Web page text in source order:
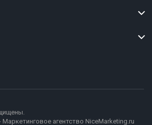
Маркетинговое агентство NiceMarketing.ru